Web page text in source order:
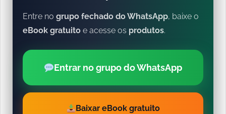
Entre no grupo fechado do WhatsApp, baixe o
eBook gratuito e acesse os produtos.
Entrar no grupo do WhatsApp
Baixar eBook gratuito